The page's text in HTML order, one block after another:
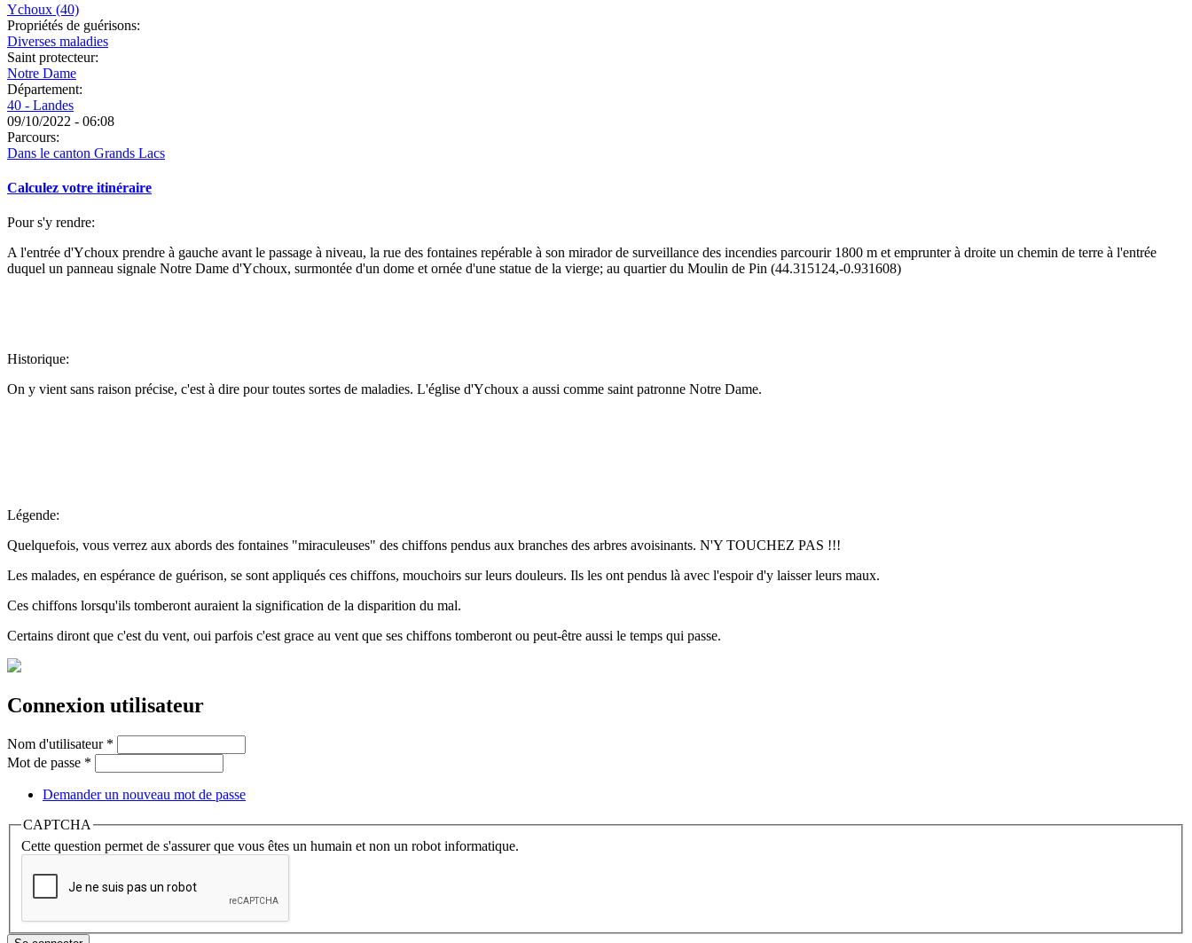
Ychoux (40)
Propriétés de guérisons:
Diverses maladies
Saint protecteur:
Notre Dame
Département:
40 - Landes
09/10/2022 - 06:08
Parcours:
Dans le canton Grands Lacs
Calculez votre itinéraire
Pour s'y rendre:
A l'entrée d'Ychoux prendre à gauche avant le passage à niveau, la rue des fontaines repérable à son mirador de surveillance des incendies parcourir 1800 m et emprunter à droite un chemin de terre à l'entrée
duquel un panneau signale Notre Dame d'Ychoux, surmontée d'un dome et ornée d'une statue de la vierge; au quartier du Moulin de Pin (44.315124,-0.931608)
Historique:
On y vient sans raison précise, c'est à dire pour toutes sortes de maladies. L'église d'Ychoux a aussi comme saint patronne Notre Dame.
Légende:
Quelquefois, vous verrez aux abords des fontaines "miraculeuses" des chiffons pendus aux branches des arbres avoisinants. N'Y TOUCHEZ PAS !!!
Les malades, en espérance de guérison, se sont appliqués ces chiffons, mouchoirs sur leurs douleurs. Ils les ont pendus là avec l'espoir d'y laisser leurs maux.
Ces chiffons lorsqu'ils tomberont auraient la signification de la disparition du mal.
Certains diront que c'est du vent, oui parfois c'est grace au vent que ses chiffons tomberont ou peut-être aussi le temps qui passe.
Connexion utilisateur
Nom d'utilisateur *
Mot de passe *
Demander un nouveau mot de passe
CAPTCHA
Cette question permet de s'assurer que vous êtes un humain et non un robot informatique.